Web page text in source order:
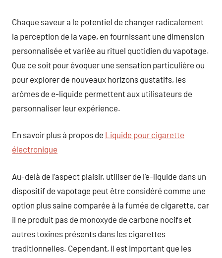
Chaque saveur a le potentiel de changer radicalement
la perception de la vape, en fournissant une dimension
personnalisée et variée au rituel quotidien du vapotage.
Que ce soit pour évoquer une sensation particulière ou
pour explorer de nouveaux horizons gustatifs, les
arômes de e-liquide permettent aux utilisateurs de
personnaliser leur expérience.
En savoir plus à propos de Liquide pour cigarette
électronique
Au-delà de l’aspect plaisir, utiliser de l’e-liquide dans un
dispositif de vapotage peut être considéré comme une
option plus saine comparée à la fumée de cigarette, car
il ne produit pas de monoxyde de carbone nocifs et
autres toxines présents dans les cigarettes
traditionnelles. Cependant, il est important que les